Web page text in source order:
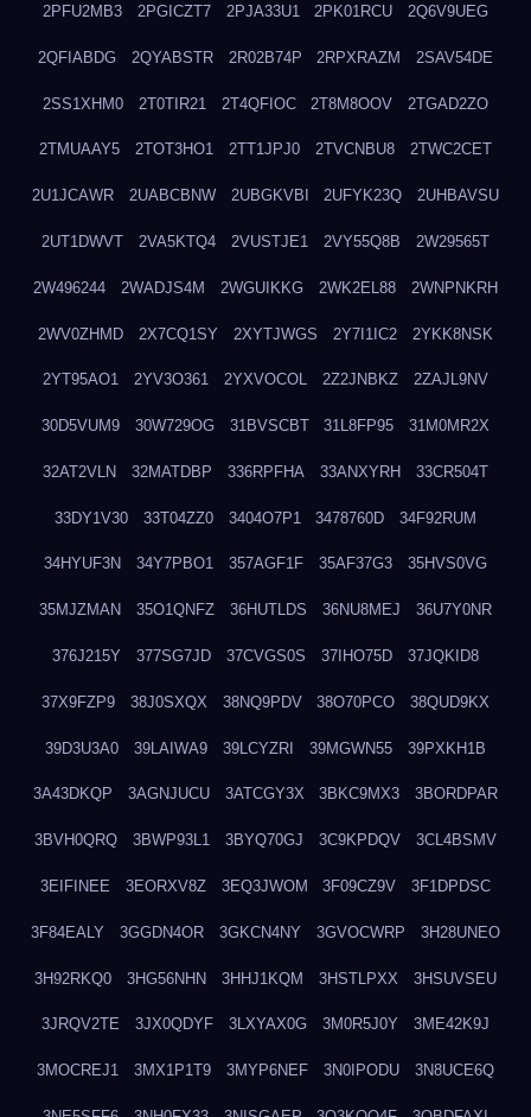
2PFU2MB3 2PGICZT7 2PJA33U1 2PK01RCU 2Q6V9UEG
2QFIABDG 2QYABSTR 2R02B74P 2RPXRAZM 2SAV54DE
2SS1XHM0 2T0TIR21 2T4QFIOC 2T8M8OOV 2TGAD2ZO
2TMUAAY5 2TOT3HO1 2TT1JPJ0 2TVCNBU8 2TWC2CET
2U1JCAWR 2UABCBNW 2UBGKVBI 2UFYK23Q 2UHBAVSU
2UT1DWVT 2VA5KTQ4 2VUSTJE1 2VY55Q8B 2W29565T
2W496244 2WADJS4M 2WGUIKKG 2WK2EL88 2WNPNKRH
2WV0ZHMD 2X7CQ1SY 2XYTJWGS 2Y7I1IC2 2YKK8NSK
2YT95AO1 2YV3O361 2YXVOCOL 2Z2JNBKZ 2ZAJL9NV
30D5VUM9 30W729OG 31BVSCBT 31L8FP95 31M0MR2X
32AT2VLN 32MATDBP 336RPFHA 33ANXYRH 33CR504T
33DY1V30 33T04ZZ0 3404O7P1 3478760D 34F92RUM
34HYUF3N 34Y7PBO1 357AGF1F 35AF37G3 35HVS0VG
35MJZMAN 35O1QNFZ 36HUTLDS 36NU8MEJ 36U7Y0NR
376J215Y 377SG7JD 37CVGS0S 37IHO75D 37JQKID8
37X9FZP9 38J0SXQX 38NQ9PDV 38O70PCO 38QUD9KX
39D3U3A0 39LAIWA9 39LCYZRI 39MGWN55 39PXKH1B
3A43DKQP 3AGNJUCU 3ATCGY3X 3BKC9MX3 3BORDPAR
3BVH0QRQ 3BWP93L1 3BYQ70GJ 3C9KPDQV 3CL4BSMV
3EIFINEE 3EORXV8Z 3EQ3JWOM 3F09CZ9V 3F1DPDSC
3F84EALY 3GGDN4OR 3GKCN4NY 3GVOCWRP 3H28UNEO
3H92RKQ0 3HG56NHN 3HHJ1KQM 3HSTLPXX 3HSUVSEU
3JRQV2TE 3JX0QDYF 3LXYAX0G 3M0R5J0Y 3ME42K9J
3MOCREJ1 3MX1P1T9 3MYP6NEF 3N0IPODU 3N8UCE6Q